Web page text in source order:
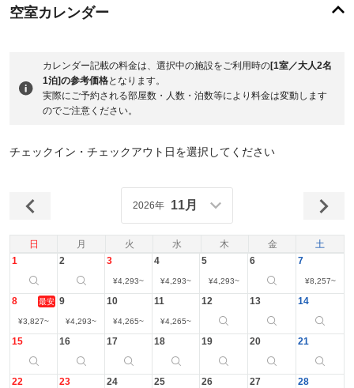
空室カレンダー
カレンダー記載の料金は、選択中の施設をご利用時の[1室／大人2名
1泊]の参考価格となります。
実際にご予約される部屋数・人数・泊数等により料金は変動します
のでご注意ください。
チェックイン・チェックアウト日を選択してください
日 月 火 水 木 金 土
2026年 11月
1 2 3
¥4,293~
4
¥4,293~
5
¥4,293~
6 7
¥8,257~
8 最安
¥3,827~
9
¥4,293~
10
¥4,265~
11
¥4,265~
12 13 14
15 16 17 18 19 20 21
22 23 24 25 26 27 28